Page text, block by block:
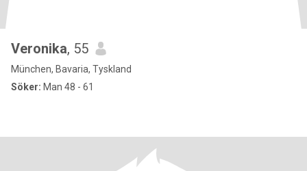
Veronika, 55
München, Bavaria, Tyskland
Söker: Man 48 - 61